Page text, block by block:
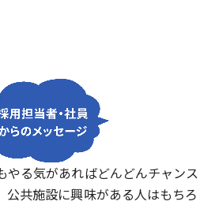
やる気があればどんどんチャンス
公共施設に興味がある人はもちろ